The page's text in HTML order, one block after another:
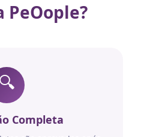
PeOople?
🔍
Completa